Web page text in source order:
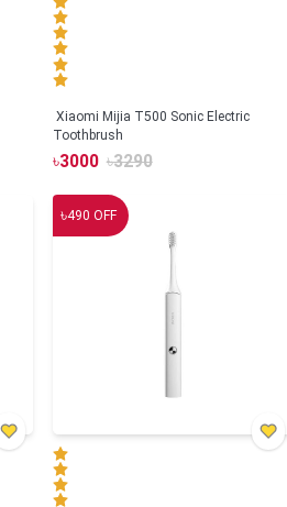
Xiaomi Mijia T500 Sonic Electric
Toothbrush
৳3000 ৳3290
৳490 OFF